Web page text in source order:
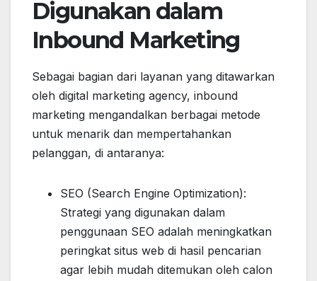
Digunakan dalam
Inbound Marketing
Sebagai bagian dari layanan yang ditawarkan
oleh digital marketing agency, inbound
marketing mengandalkan berbagai metode
untuk menarik dan mempertahankan
pelanggan, di antaranya:
SEO (Search Engine Optimization):
Strategi yang digunakan dalam
penggunaan SEO adalah meningkatkan
peringkat situs web di hasil pencarian
agar lebih mudah ditemukan oleh calon